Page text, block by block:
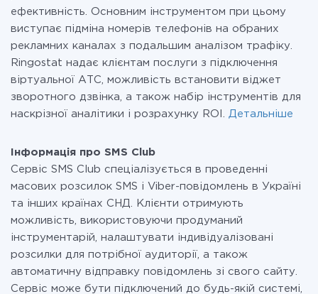
ефективність. Основним інструментом при цьому
виступає підміна номерів телефонів на обраних
рекламних каналах з подальшим аналізом трафіку.
Ringostat надає клієнтам послуги з підключення
віртуальної АТС, можливість встановити віджет
зворотного дзвінка, а також набір інструментів для
наскрізної аналітики і розрахунку ROI. Детальніше
Інформація про SMS Club
Сервіс SMS Club спеціалізується в проведенні
масових розсилок SMS і Viber-повідомлень в Україні
та інших країнах СНД. Клієнти отримують
можливість, використовуючи продуманий
інструментарій, налаштувати індивідуалізовані
розсилки для потрібної аудиторії, а також
автоматичну відправку повідомлень зі свого сайту.
Сервіс може бути підключений до будь-якій системі,